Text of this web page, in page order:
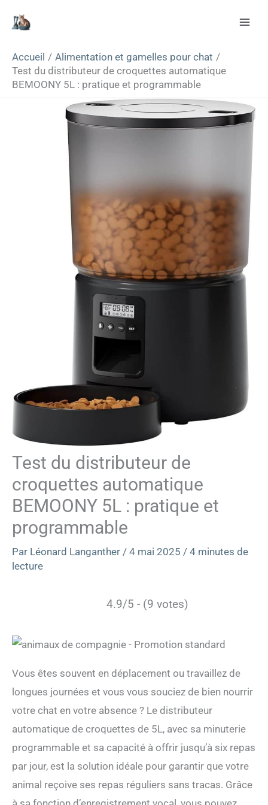
Accueil
Alimentation et gamelles pour chat
Test du distributeur de croquettes automatique
BEMOONY 5L : pratique et programmable
Test du distributeur de
croquettes automatique
BEMOONY 5L : pratique et
programmable
Par Léonard Langanther / 4 mai 2025 / 4 minutes de
lecture
4.9/5 - (9 votes)
Vous êtes souvent en déplacement ou travaillez de
longues journées et vous vous souciez de bien nourrir
votre chat en votre absence ? Le distributeur
automatique de croquettes de 5L, avec sa minuterie
programmable et sa capacité à offrir jusqu’à six repas
par jour, est la solution idéale pour garantir que votre
animal reçoive ses repas réguliers sans tracas. Grâce